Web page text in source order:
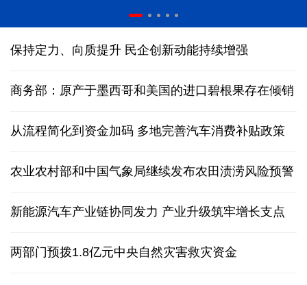
保持定力、向质提升 民企创新动能持续增强
商务部：原产于墨西哥和美国的进口碧根果存在倾销
从流程简化到资金加码 多地完善汽车消费补贴政策
农业农村部和中国气象局继续发布农田渍涝风险预警
新能源汽车产业链协同发力 产业升级筑牢增长支点
两部门预拨1.8亿元中央自然灾害救灾资金